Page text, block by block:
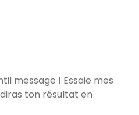
message ! Essaie mes
ton résultat en